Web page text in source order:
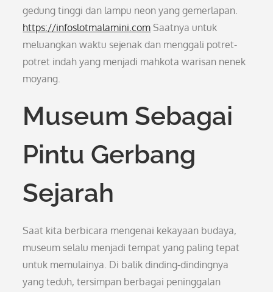
gedung tinggi dan lampu neon yang gemerlapan.
https://infoslotmalamini.com Saatnya untuk
meluangkan waktu sejenak dan menggali potret-
potret indah yang menjadi mahkota warisan nenek
moyang.
Museum Sebagai
Pintu Gerbang
Sejarah
Saat kita berbicara mengenai kekayaan budaya,
museum selalu menjadi tempat yang paling tepat
untuk memulainya. Di balik dinding-dindingnya
yang teduh, tersimpan berbagai peninggalan